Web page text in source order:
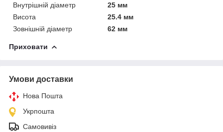
Внутрішній діаметр
25 мм
Висота
25.4 мм
Зовнішній діаметр
62 мм
Приховати
Умови доставки
Нова Пошта
Укрпошта
Самовивіз